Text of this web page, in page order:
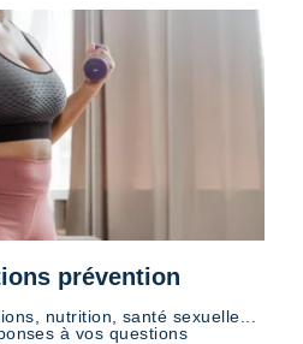
prévention
nutrition, santé sexuelle...
à vos questions